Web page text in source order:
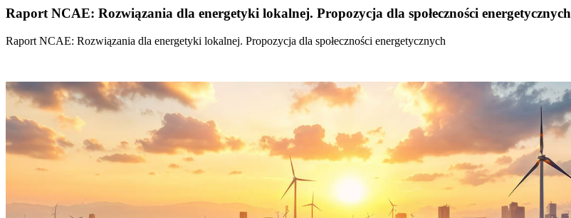
Raport NCAE: Rozwiązania dla energetyki lokalnej. Propozycja dla społeczności energetycznych
Raport NCAE: Rozwiązania dla energetyki lokalnej. Propozycja dla społeczności energetycznych